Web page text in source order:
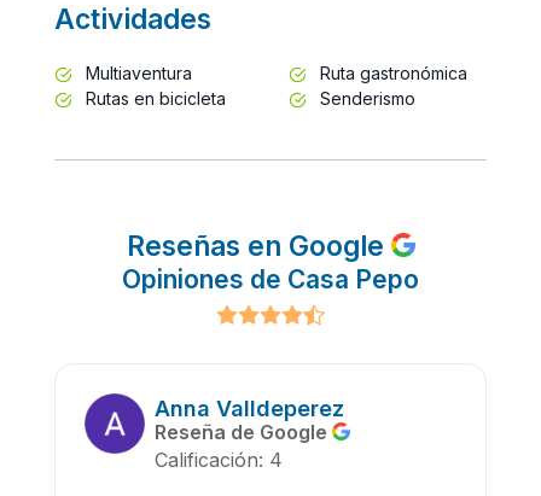
Actividades
Multiaventura
Ruta gastronómica
Rutas en bicicleta
Senderismo
Reseñas en Google
Opiniones de Casa Pepo
Anna Valldeperez
Reseña de Google
Calificación: 4